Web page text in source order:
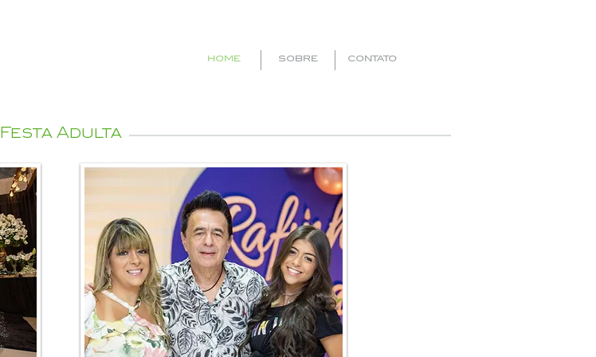
HOME SOBRE CONTATO
Festa Adulta